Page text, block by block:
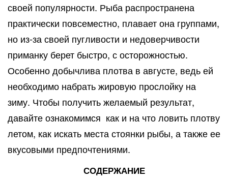
своей популярности. Рыба распространена
практически повсеместно, плавает она группами,
но из-за своей пугливости и недоверчивости
приманку берет быстро, с осторожностью.
Особенно добычлива плотва в августе, ведь ей
необходимо набрать жировую прослойку на
зиму. Чтобы получить желаемый результат,
давайте ознакомимся как и на что ловить плотву
летом, как искать места стоянки рыбы, а также ее
вкусовыми предпочтениями.
СОДЕРЖАНИЕ